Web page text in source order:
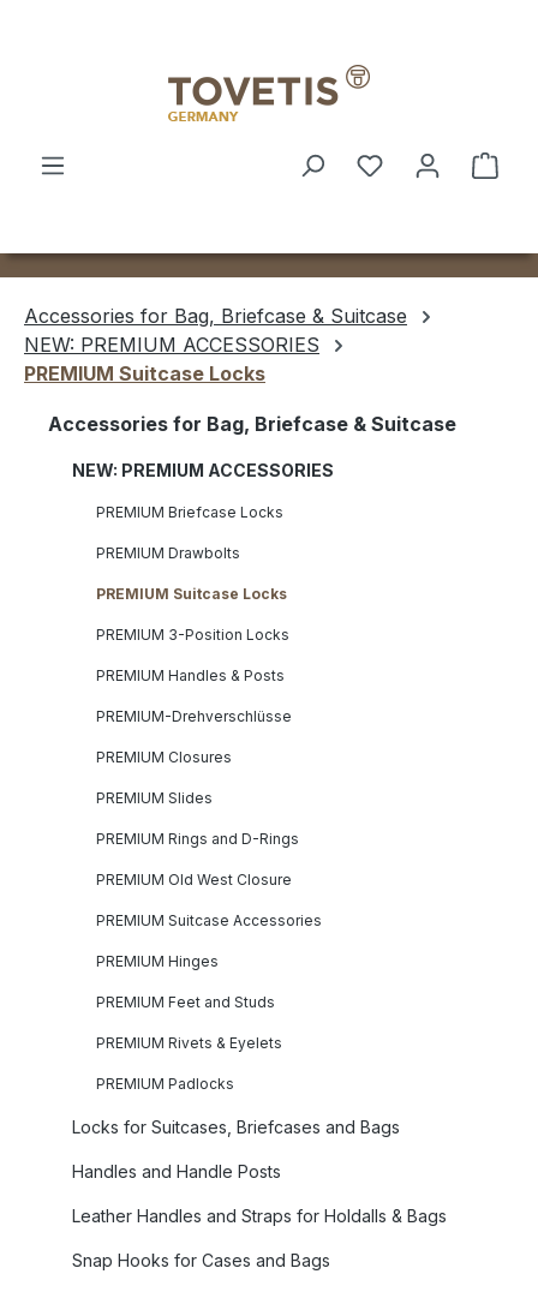
Accessories for Bag, Briefcase & Suitcase
NEW: PREMIUM ACCESSORIES
PREMIUM Suitcase Locks
Accessories for Bag, Briefcase & Suitcase
NEW: PREMIUM ACCESSORIES
PREMIUM Briefcase Locks
PREMIUM Drawbolts
PREMIUM Suitcase Locks
PREMIUM 3-Position Locks
PREMIUM Handles & Posts
PREMIUM-Drehverschlüsse
PREMIUM Closures
PREMIUM Slides
PREMIUM Rings and D-Rings
PREMIUM Old West Closure
PREMIUM Suitcase Accessories
PREMIUM Hinges
PREMIUM Feet and Studs
PREMIUM Rivets & Eyelets
PREMIUM Padlocks
Locks for Suitcases, Briefcases and Bags
Handles and Handle Posts
Leather Handles and Straps for Holdalls & Bags
Snap Hooks for Cases and Bags